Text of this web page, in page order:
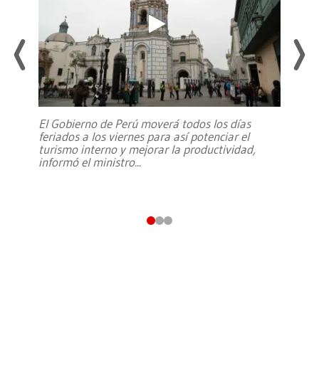
El Gobierno de Perú moverá todos los días
feriados a los viernes para así potenciar el
turismo interno y mejorar la productividad,
informó el ministro...